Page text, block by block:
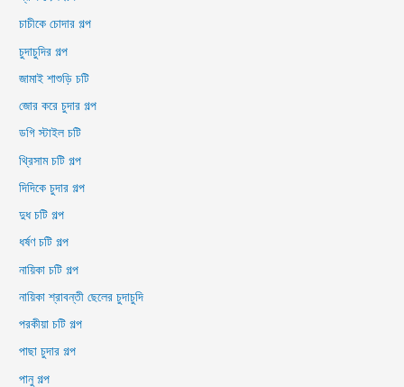
চাচীকে চোদার গল্প
চুদাচুদির গল্প
জামাই শাশুড়ি চটি
জোর করে চুদার গল্প
ডগি স্টাইল চটি
থ্রিসাম চটি গল্প
দিদিকে চুদার গল্প
দুধ চটি গল্প
ধর্ষণ চটি গল্প
নায়িকা চটি গল্প
নায়িকা শ্রাবন্তী ছেলের চুদাচুদি
পরকীয়া চটি গল্প
পাছা চুদার গল্প
পানু গল্প